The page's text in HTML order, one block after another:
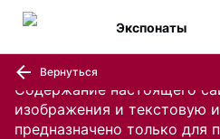
Содержание настоящего
изображения и текстовую
предназначено только для
Экспонаты
Вернуться